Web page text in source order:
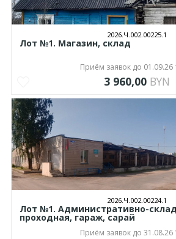
2026.Ч.002.00225.1
Лот №1. Магазин, склад
Приём заявок до 01.09.26
3 960,00 BYN
2026.Ч.002.00224.1
Лот №1. Административно-
проходная, гараж, сарай
Приём заявок до 31.08.26